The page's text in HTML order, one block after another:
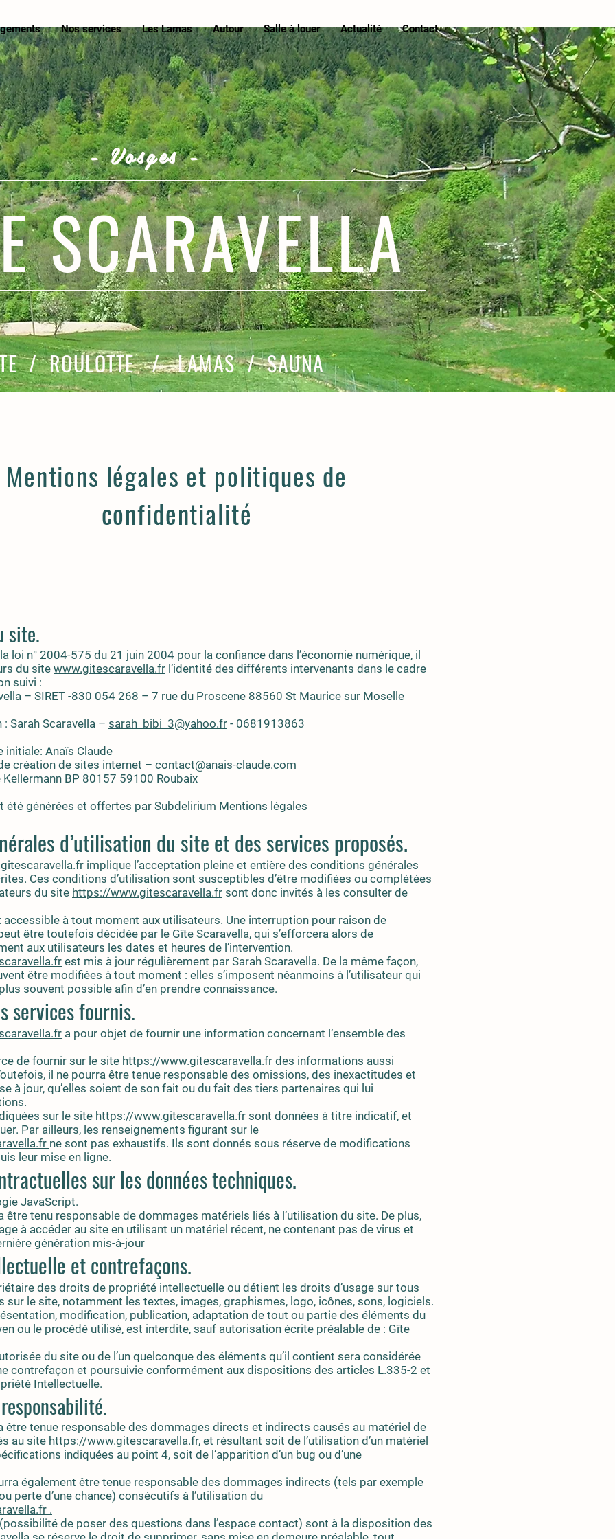
Nos services Les Lamas Autour Salle à louer Actualité Contact
- Vosges -
SCARAVELLA
/ ROULOTTE / LAMAS / SAUNA
Mentions légales et politiques de
confidentialité
site.
loi n° 2004-575 du 21 juin 2004 pour la confiance dans l’économie numérique, il
du site www.gitescaravella.fr l’identité des différents intervenants dans le cadre
suivi :
– SIRET -830 054 268 – 7 rue du Proscene 88560 St Maurice sur Moselle
Sarah Scaravella – sarah_bibi_3@yahoo.fr - 0681913863
initiale: Anaïs Claude
création de sites internet – contact@anais-claude.com
Kellermann BP 80157 59100 Roubaix
été générées et offertes par Subdelirium Mentions légales
d’utilisation du site et des services proposés.
implique l’acceptation pleine et entière des conditions générales
Ces conditions d’utilisation sont susceptibles d’être modifiées ou complétées
du site https://www.gitescaravella.fr sont donc invités à les consulter de
à tout moment aux utilisateurs. Une interruption pour raison de
être toutefois décidée par le Gîte Scaravella, qui s’efforcera alors de
aux utilisateurs les dates et heures de l’intervention.
est mis à jour régulièrement par Sarah Scaravella. De la même façon,
être modifiées à tout moment : elles s’imposent néanmoins à l’utilisateur qui
souvent possible afin d’en prendre connaissance.
services fournis.
a pour objet de fournir une information concernant l’ensemble des
de fournir sur le site https://www.gitescaravella.fr des informations aussi
il ne pourra être tenue responsable des omissions, des inexactitudes et
à jour, qu’elles soient de son fait ou du fait des tiers partenaires qui lui
sur le site https://www.gitescaravella.fr sont données à titre indicatif, et
Par ailleurs, les renseignements figurant sur le
ne sont pas exhaustifs. Ils sont donnés sous réserve de modifications
leur mise en ligne.
sur les données techniques.
JavaScript.
être tenu responsable de dommages matériels liés à l’utilisation du site. De plus,
à accéder au site en utilisant un matériel récent, ne contenant pas de virus et
génération mis-à-jour
et contrefaçons.
des droits de propriété intellectuelle ou détient les droits d’usage sur tous
sur le site, notamment les textes, images, graphismes, logo, icônes, sons, logiciels.
modification, publication, adaptation de tout ou partie des éléments du
ou le procédé utilisé, est interdite, sauf autorisation écrite préalable de : Gîte
du site ou de l’un quelconque des éléments qu’il contient sera considérée
contrefaçon et poursuivie conformément aux dispositions des articles L.335-2 et
Intellectuelle.
être tenue responsable des dommages directs et indirects causés au matériel de
au site https://www.gitescaravella.fr, et résultant soit de l’utilisation d’un matériel
indiquées au point 4, soit de l’apparition d’un bug ou d’une
également être tenue responsable des dommages indirects (tels par exemple
perte d’une chance) consécutifs à l’utilisation du
.
de poser des questions dans l’espace contact) sont à la disposition des